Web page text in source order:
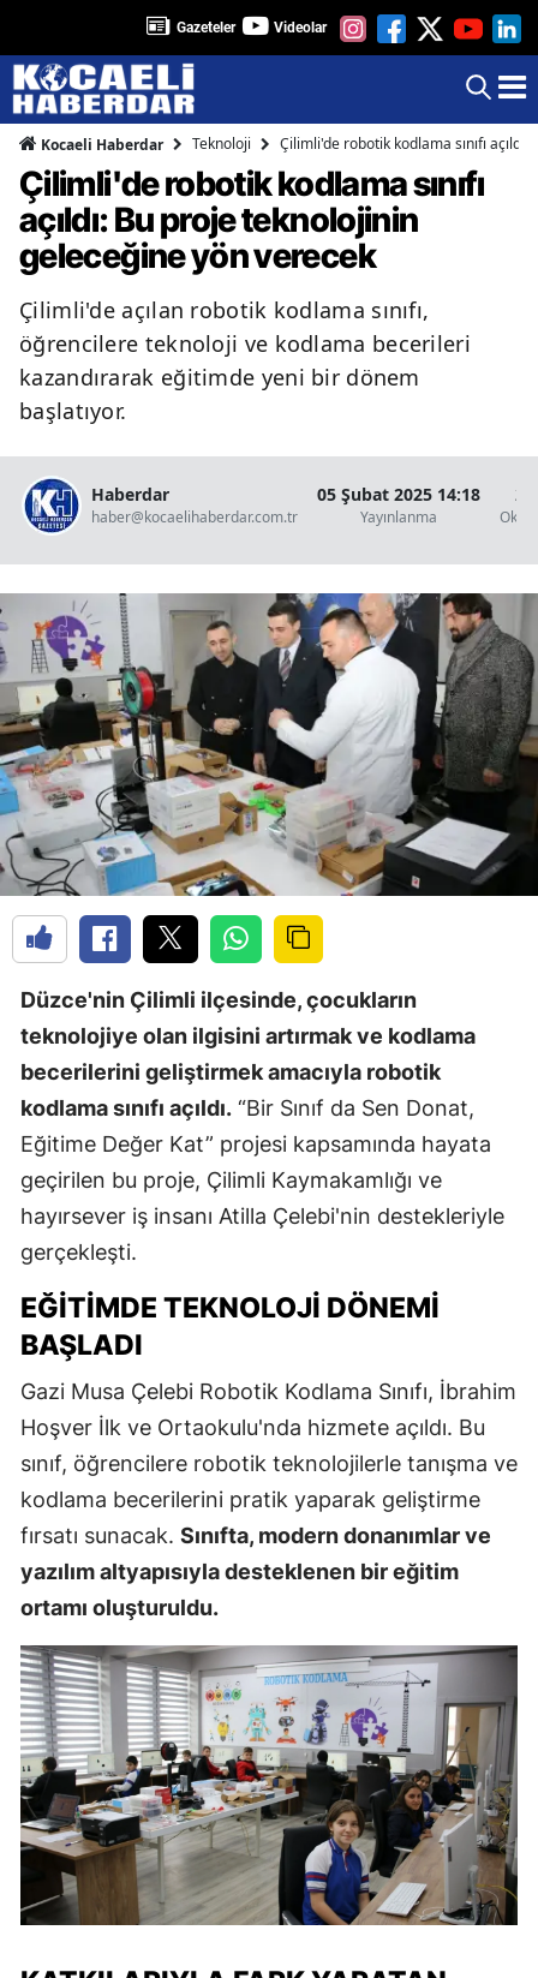
Gazeteler Videolar
Kocaeli Haberdar Teknoloji Çilimli'de robotik kodlama sınıfı
Çilimli'de robotik kodlama sınıfı
açıldı: Bu proje teknolojinin
geleceğine yön verecek
Çilimli'de açılan robotik kodlama sınıfı,
öğrencilere teknoloji ve kodlama becerileri
kazandırarak eğitimde yeni bir dönem
başlatıyor.
Haberdar
haber@kocaelihaberdar.com.tr
05 Şubat 2025 14:18
Yayınlanma
2
Düzce'nin Çilimli ilçesinde, çocukların
teknolojiye olan ilgisini artırmak ve kodlama
becerilerini geliştirmek amacıyla robotik
kodlama sınıfı açıldı. “Bir Sınıf da Sen Donat,
Eğitime Değer Kat” projesi kapsamında hayata
geçirilen bu proje, Çilimli Kaymakamlığı ve
hayırsever iş insanı Atilla Çelebi'nin destekleriyle
gerçekleşti.
EĞITIMDE TEKNOLOJI DÖNEMI
BAŞLADI
Gazi Musa Çelebi Robotik Kodlama Sınıfı, İbrahim
Hoşver İlk ve Ortaokulu'nda hizmete açıldı. Bu
sınıf, öğrencilere robotik teknolojilerle tanışma ve
kodlama becerilerini pratik yaparak geliştirme
fırsatı sunacak. Sınıfta, modern donanımlar ve
yazılım altyapısıyla desteklenen bir eğitim
ortamı oluşturuldu.